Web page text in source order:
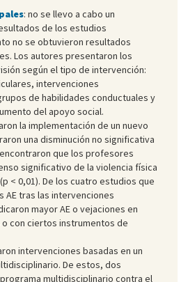
: no se llevo a cabo un
de los estudios
no se obtuvieron resultados
Los autores presentaron los
según el tipo de intervención:
intervenciones
de habilidades conductuales y
del apoyo social.
la implementación de un nuevo
una disminución no significativa
que los profesores
significativo de la violencia física
< 0,01). De los cuatro estudios que
AE tras las intervenciones
mayor AE o vejaciones en
con ciertos instrumentos de
intervenciones basadas en un
De estos, dos
multidisciplinario contra el